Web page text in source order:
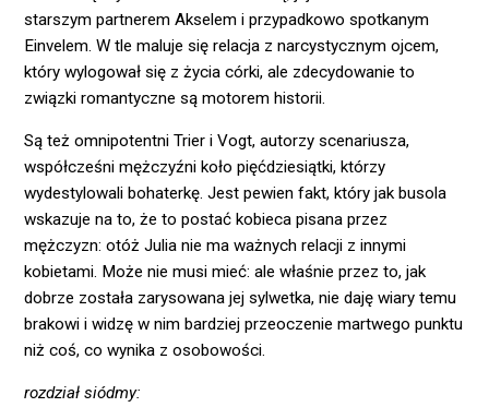
starszym partnerem Akselem i przypadkowo spotkanym
Einvelem. W tle maluje się relacja z narcystycznym ojcem,
który wylogował się z życia córki, ale zdecydowanie to
związki romantyczne są motorem historii.
Są też omnipotentni Trier i Vogt, autorzy scenariusza,
współcześni mężczyźni koło pięćdziesiątki, którzy
wydestylowali bohaterkę. Jest pewien fakt, który jak busola
wskazuje na to, że to postać kobieca pisana przez
mężczyzn: otóż Julia nie ma ważnych relacji z innymi
kobietami. Może nie musi mieć: ale właśnie przez to, jak
dobrze została zarysowana jej sylwetka, nie daję wiary temu
brakowi i widzę w nim bardziej przeoczenie martwego punktu
niż coś, co wynika z osobowości.
rozdział siódmy: